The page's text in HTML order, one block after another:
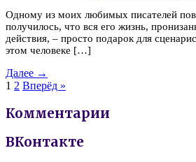
Одному из моих любимых писателей
получилось, что вся его жизнь,
действия, – просто подарок для
этом человеке […]
Далее →
1 2 Вперёд »
Комментарии
ВКонтакте